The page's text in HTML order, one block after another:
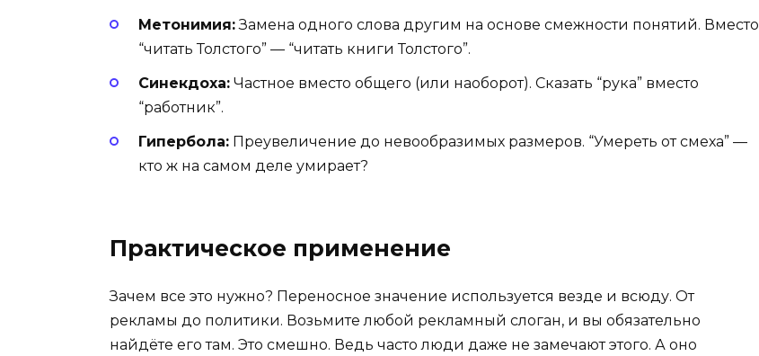
Метонимия:Замена одного слова другим на основе смежности понятий. Вместо
“читать Толстого” — “читать книги Толстого”.
Синекдоха: Частное вместо общего (или наоборот). Сказать “рука” вместо
“работник”.
Гипербола: Преувеличение до невообразимых размеров. “Умереть от смеха” —
кто ж на самом деле умирает?
Практическое применение
Зачем все это нужно? Переносное значение используется везде и всюду. От
рекламы до политики. Возьмите любой рекламный слоган, и вы обязательно
найдёте его там. Это смешно. Ведь часто люди даже не замечают этого. А оно